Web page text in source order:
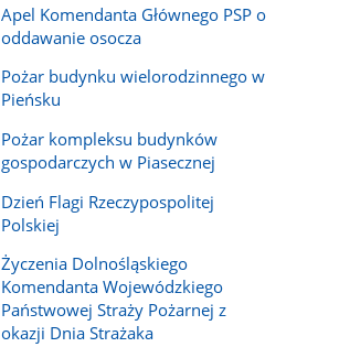
Apel Komendanta Głównego PSP o
oddawanie osocza
Pożar budynku wielorodzinnego w
Pieńsku
Pożar kompleksu budynków
gospodarczych w Piasecznej
Dzień Flagi Rzeczypospolitej
Polskiej
Życzenia Dolnośląskiego
Komendanta Wojewódzkiego
Państwowej Straży Pożarnej z
okazji Dnia Strażaka